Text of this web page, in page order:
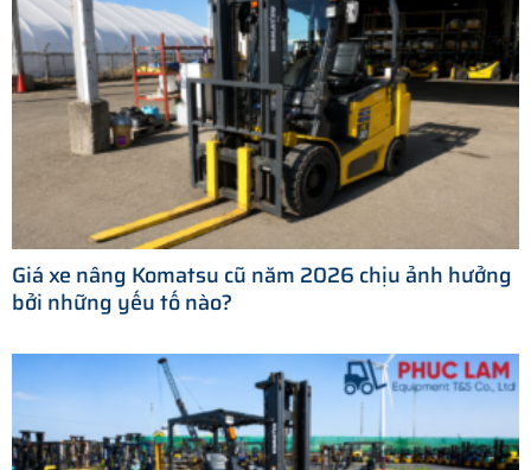
Giá xe nâng Komatsu cũ năm 2026 chịu ảnh hưởng
bởi những yếu tố nào?